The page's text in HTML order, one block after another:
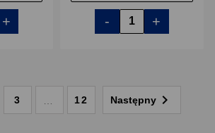
+ - +
3 12 Następny